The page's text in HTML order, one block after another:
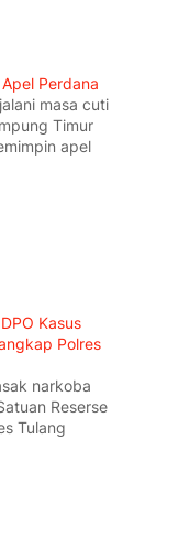
Perdana
masa cuti
Timur
apel
Kasus
Polres
narkoba
Reserse
Tulang